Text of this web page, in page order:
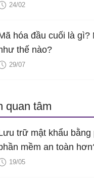
24/02
hóa đầu cuối là gì?
thế nào?
29/07
quan tâm
trữ mật khẩu
mềm an toàn
19/05